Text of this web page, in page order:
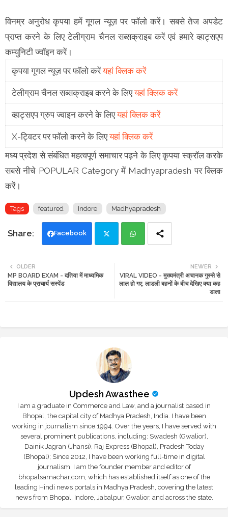
विनम्र अनुरोध कृपया हमें गूगल न्यूज़ पर फॉलो करें। सबसे तेज अपडेट
प्राप्त करने के लिए टेलीग्राम चैनल सब्सक्राइब करें एवं हमारे व्हाट्सएप
कम्युनिटी ज्वॉइन करें।
कृपया गूगल न्यूज़ पर फॉलो करेंयहां क्लिक करें
टेलीग्राम चैनल सब्सक्राइब करने के लिएयहां क्लिक करें
व्हाट्सएप ग्रुप ज्वाइन करने के लिएयहां क्लिक करें
X-ट्विटर पर फॉलो करने के लिएयहां क्लिक करें
मध्य प्रदेश से संबंधित महत्वपूर्ण समाचार पढ़ने के लिए कृपया स्क्रॉल करके
सबसे नीचे POPULAR Category में Madhyapradesh पर क्लिक
करें।
Tags featured Indore Madhyapradesh
Facebook
tte ats
NEWER
VIRAL VIDEO - मुख्यमंत्री अचानक गुस्से से
लाल हो गए, लाडली बहनों के बीच देखिए क्या कह
डाला
OLDER
MP BOARD EXAM - दतिया में माध्यमिक
विद्यालय के प्राचार्य सस्पेंड
Updesh Awasthee
I am a graduate in Commerce and Law, and a journalist based in
Bhopal, the capital city of Madhya Pradesh, India. I have been
working in journalism since 1994. Over the years, I have served with
several prominent publications, including: Swadesh (Gwalior),
Dainik Jagran (Jhansi), Raj Express (Bhopal), Pradesh Today
(Bhopal); Since 2012, I have been working full-time in digital
journalism. I am the founder member and editor of
bhopalsamachar.com, which has established itself as one of the
leading Hindi news portals in Madhya Pradesh, covering the latest
news from Bhopal, Indore, Jabalpur, Gwalior, and across the state.